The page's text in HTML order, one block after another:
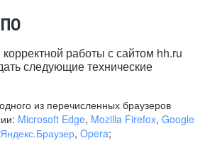
работы с сайтом hh.ru
следующие технические
из перечисленных браузеров
Microsoft Edge, Mozilla Firefox, Google
Яндекс.Браузер, Opera;